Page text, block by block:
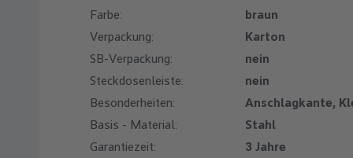
Farbe:
braun
Verpackung:
Karton
SB-Verpackung:
nein
Steckdosenleiste:
nein
Besonderheiten:
Anschlagkante,
Basis - Material:
Stahl
Garantiezeit:
3 Jahre